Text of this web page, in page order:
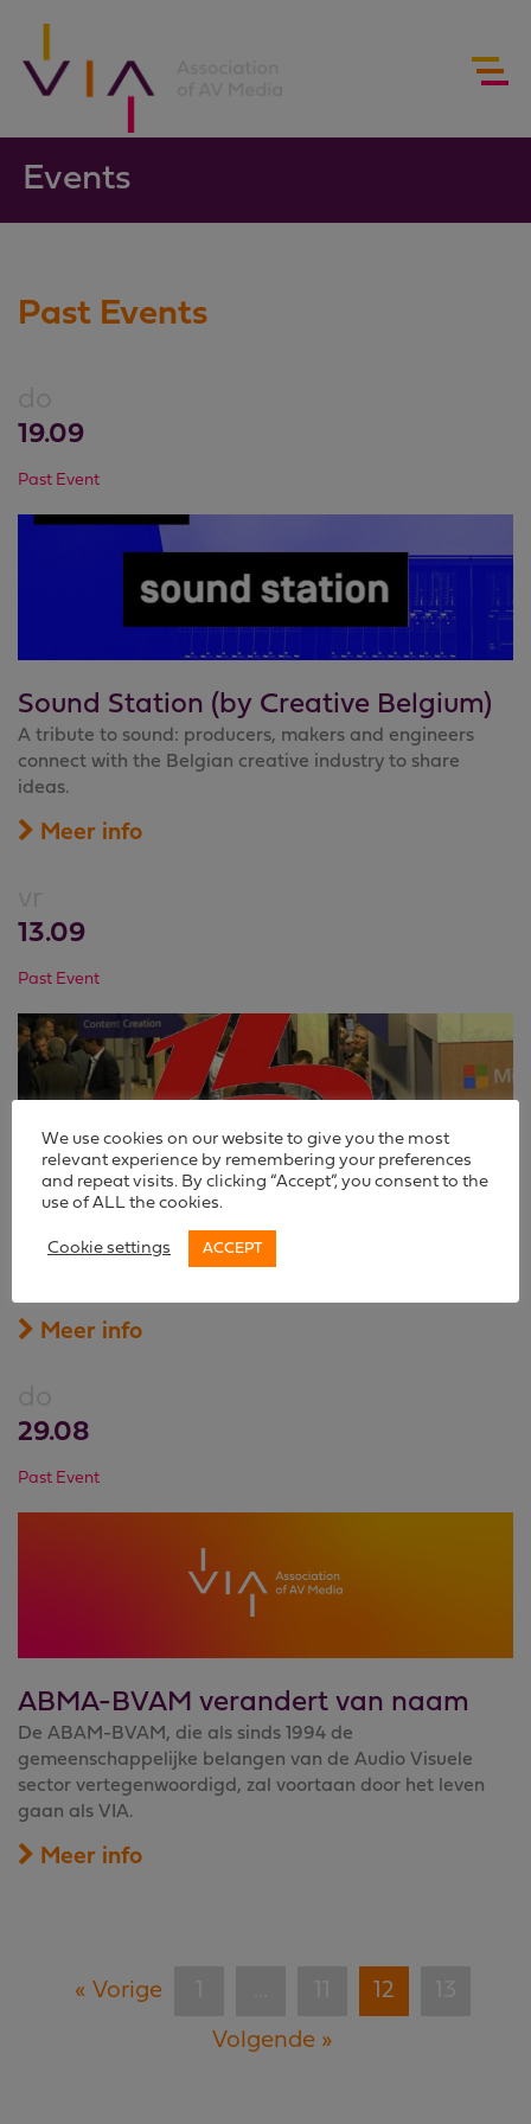
Events
Past Events
19.09
Past Event
Sound Station (by Creative Belgium)
A tribute to sound: producers, makers and engineers
connect with the Belgian creative industry to share
ideas.
Meer info
13.09
Past Event
IBC2019
The world’s most influential media, entertainment &
technology show
Meer info
29.08
Past Event
ABMA-BVAM verandert van naam
De ABAM-BVAM, die als sinds 1994 de
gemeenschappelijke belangen van de Audio Visuele
sector vertegenwoordigd, zal voortaan door het leven
gaan als VIA.
Meer info
« Vorige 12
Volgende »
We use cookies on our website to give you the most
relevant experience by remembering your preferences
and repeat visits. By clicking “Accept”, you consent to the
use of ALL the cookies.
Cookie settings ACCEPT